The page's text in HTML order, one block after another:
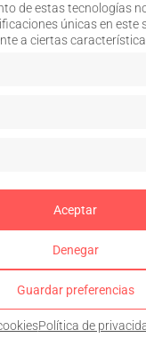
de estas tecnologías
únicas en este
a ciertas
Aceptar
Denegar
Guardar preferencias
Política de